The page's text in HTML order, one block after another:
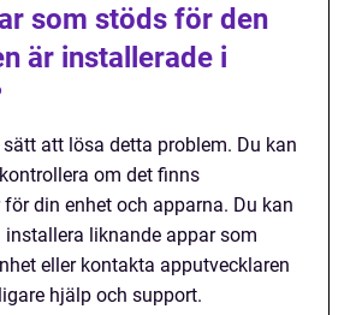
som stöds för den
är installerade i
att lösa detta problem. Du kan
om det finns
din enhet och apparna. Du kan
liknande appar som
eller kontakta apputvecklaren
hjälp och support.